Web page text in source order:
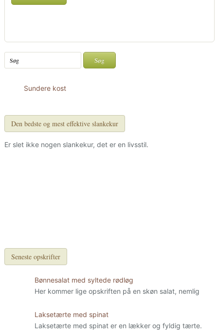
Sundere kost
Den bedste og mest effektive slankekur
Er slet ikke nogen slankekur, det er en livsstil.
Seneste opskrifter
Bønnesalat med syltede rødløg
Her kommer lige opskriften på en skøn salat, nemlig
Laksetærte med spinat
Laksetærte med spinat er en lækker og fyldig tærte.